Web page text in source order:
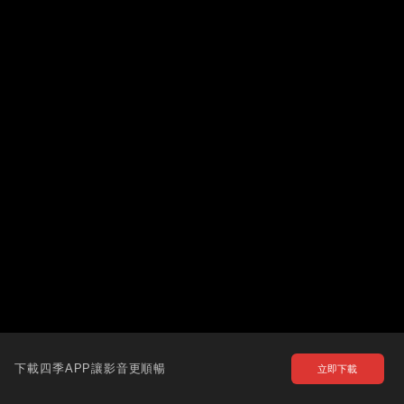
下載四季APP讓影音更順暢 立即下載